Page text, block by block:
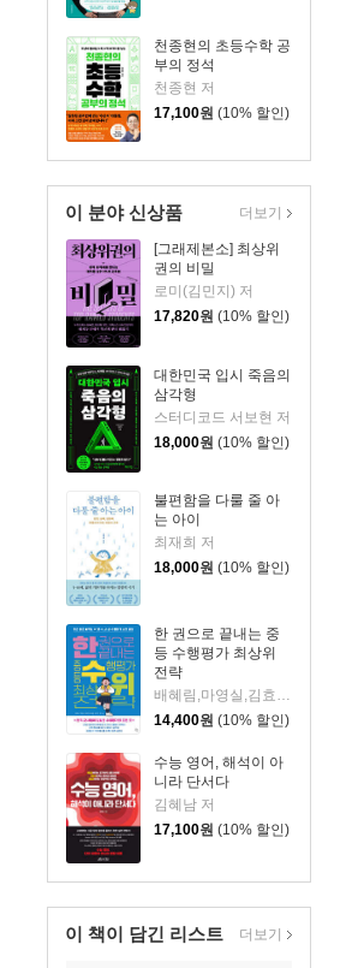
천종현의 초등수학 공
부의 정석
천종현 저
17,100원 (10% 할인)
이 분야 신상품
[그래제본소] 최상위
권의 비밀
로미(김민지) 저
17,820원 (10% 할인)
대한민국 입시 죽음의
삼각형
스터디코드 서보현 저
18,000원 (10% 할인)
불편함을 다룰 줄 아
는 아이
최재희 저
18,000원 (10% 할인)
한 권으로 끝내는 중
등 수행평가 최상위
전략
14,400원 (10% 할인)
수능 영어, 해석이 아
니라 단서다
김혜남 저
17,100원 (10% 할인)
더보기
이 책이 담긴 리스트 더보기